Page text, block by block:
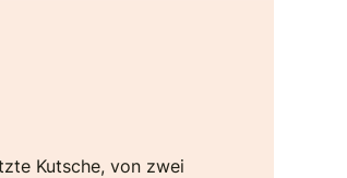
Kutsche, von zwei